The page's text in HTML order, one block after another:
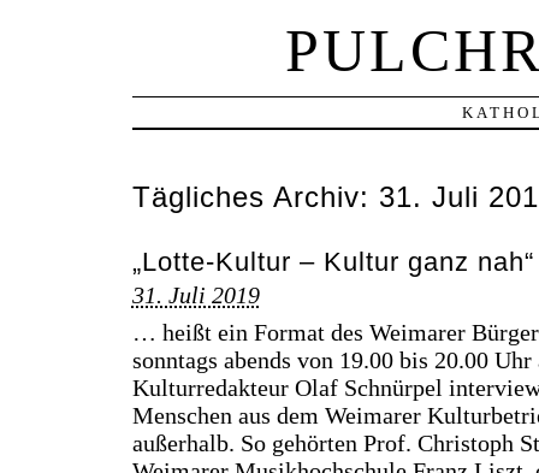
Tägliches Archiv: 31. Juli
„Lotte-Kultur – Kultur ganz
31. Juli 2019
… heißt ein Format des Weimarer
sonntags abends von 19.00 bis 20.00
Kulturredakteur Olaf Schnürpel
Menschen aus dem Weimarer
außerhalb. So gehörten Prof. Christoph